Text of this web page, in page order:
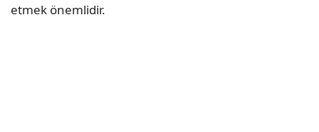
etmek önemlidir.